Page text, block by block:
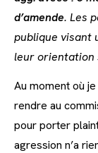
d’amende. Les
publique visant
leur orientation
Au moment où
rendre au
pour porter
agression n’a